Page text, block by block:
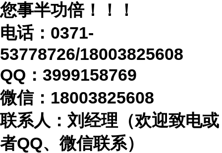
您事半功倍！！！
电话： 0371-
53778726/18003825608
QQ：3999158769
微信： 18003825608
联系人：刘经理（欢迎致电或
者QQ、微信联系）